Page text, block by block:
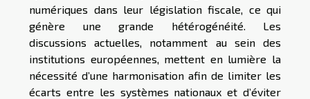
numériques dans leur législation fiscale, ce qui
génère une grande hétérogénéité. Les
discussions actuelles, notamment au sein des
institutions européennes, mettent en lumière la
nécessité d’une harmonisation afin de limiter les
écarts entre les systèmes nationaux et d’éviter